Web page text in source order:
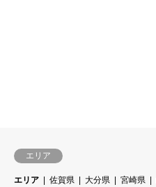
エリア
エリア 佐賀県 大分県 宮崎県